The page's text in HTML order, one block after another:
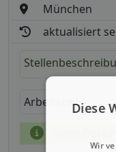
München
aktualisiert
ArbeitszeitDiese
Wir